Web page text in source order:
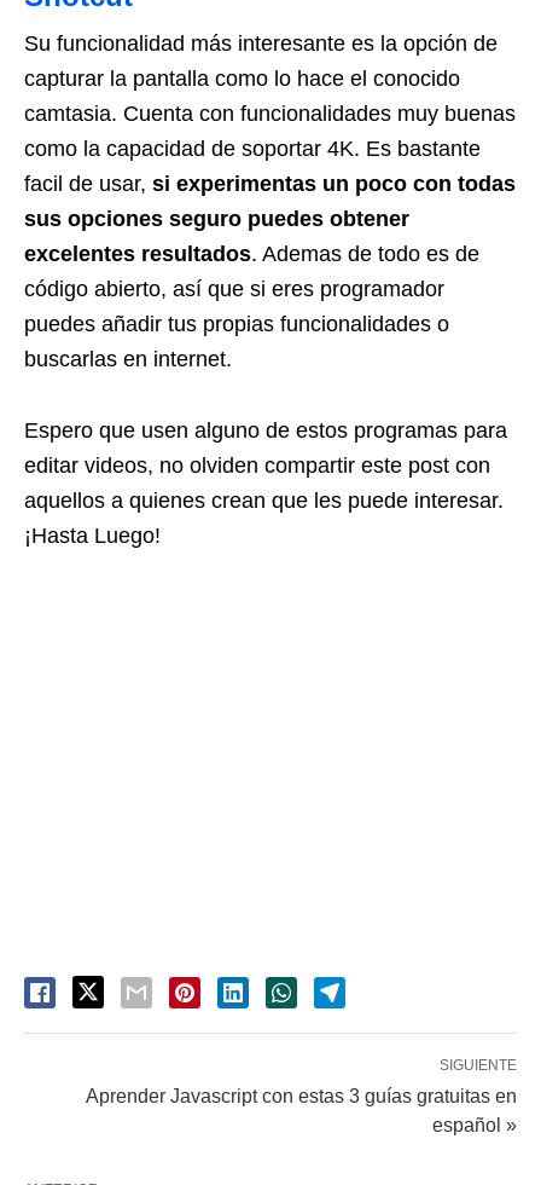
Su funcionalidad más interesante es la opción de
capturar la pantalla como lo hace el conocido
camtasia. Cuenta con funcionalidades muy buenas
como la capacidad de soportar 4K. Es bastante
facil de usar, si experimentas un poco con todas
sus opciones seguro puedes obtener
excelentes resultados. Ademas de todo es de
código abierto, así que si eres programador
puedes añadir tus propias funcionalidades o
buscarlas en internet.
Espero que usen alguno de estos programas para
editar videos, no olviden compartir este post con
aquellos a quienes crean que les puede interesar.
¡Hasta Luego!
SIGUIENTE
Aprender Javascript con estas 3 guías gratuitas en
español »